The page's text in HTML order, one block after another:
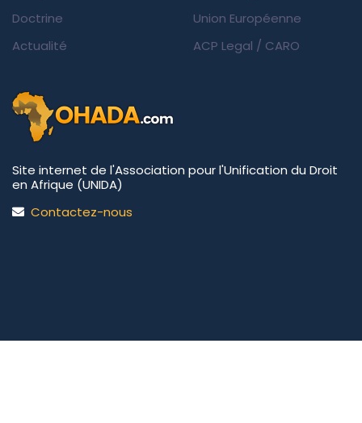
Doctrine
Actualité
Union Européenne
ACP Legal / CARO
Site internet de l'Association pour l'Unification du Droit
en Afrique (UNIDA)
Contactez-nous